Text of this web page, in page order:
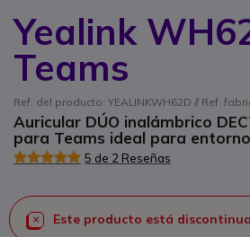
Yealink
Teams
Ref. del producto: YEALINKWH62D // Ref.
Auricular DÚO inalámbrico
para Teams ideal para
5 de 2 Reseñas
Este producto está
Saltar al comienzo de la galería de